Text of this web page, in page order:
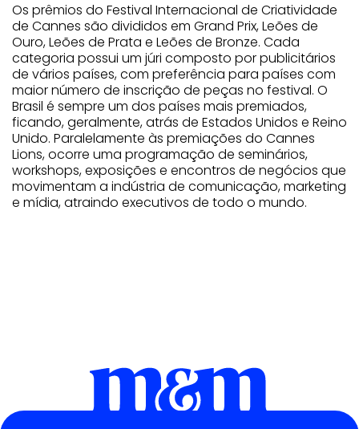
Os prêmios do Festival Internacional de Criatividade
de Cannes são divididos em Grand Prix, Leões de
Ouro, Leões de Prata e Leões de Bronze. Cada
categoria possui um júri composto por publicitários
de vários países, com preferência para países com
maior número de inscrição de peças no festival. O
Brasil é sempre um dos países mais premiados,
ficando, geralmente, atrás de Estados Unidos e Reino
Unido. Paralelamente às premiações do Cannes
Lions, ocorre uma programação de seminários,
workshops, exposições e encontros de negócios que
movimentam a indústria de comunicação, marketing
e mídia, atraindo executivos de todo o mundo.